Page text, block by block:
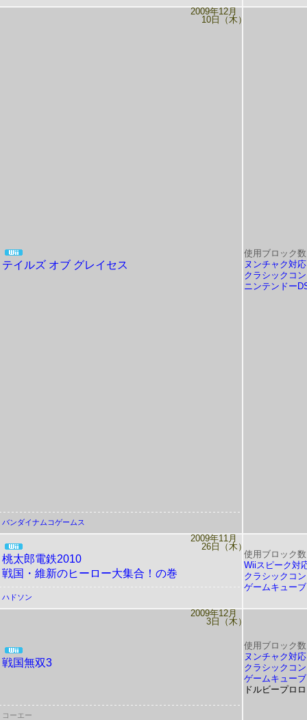
2009年12月
10日（木）
テイルズ オブ グレイセス
使用ブロック
ヌンチャク対応
クラシックコ
ニンテンドー
バンダイナムコゲームス
2009年11月
26日（木）
桃太郎電鉄2010
戦国・維新のヒーロー大集合！の巻
使用ブロック
Wiiスピーク対
クラシックコ
ゲームキュー
ハドソン
2009年12月
3日（木）
戦国無双3
使用ブロック
ヌンチャク対応
クラシックコ
ゲームキュー
ドルビープロ
コーエー